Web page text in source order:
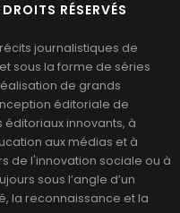
RÉSERVÉS
journalistiques de
sous la forme de séries
de grands
éditoriale de
éditoriaux innovants, à
aux médias et à
de l'innovation sociale ou à
sous l’angle d’un
la reconnaissance et la